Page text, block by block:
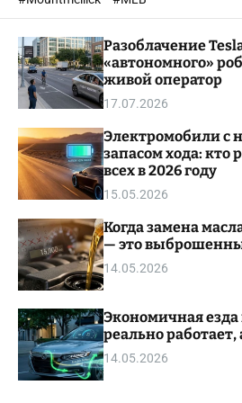
Разоблачение
«автономного»
живой оператор
17.07.2026
Электромобили с
запасом хода: кто
всех в 2026 году
15.05.2026
Когда замена
— это
14.05.2026
Экономичная езда
реально
14.05.2026